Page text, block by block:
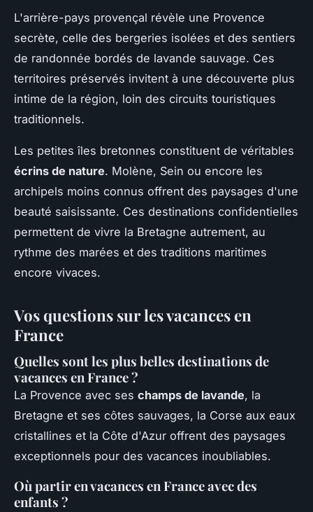
L'arrière-pays provençal révèle une Provence
secrète, celle des bergeries isolées et des sentiers
de randonnée bordés de lavande sauvage. Ces
territoires préservés invitent à une découverte plus
intime de la région, loin des circuits touristiques
traditionnels.
Les petites îles bretonnes constituent de véritables
écrins de nature. Molène, Sein ou encore les
archipels moins connus offrent des paysages d'une
beauté saisissante. Ces destinations confidentielles
permettent de vivre la Bretagne autrement, au
rythme des marées et des traditions maritimes
encore vivaces.
Vos questions sur les vacances en
France
Quelles sont les plus belles destinations de
vacances en France ?
La Provence avec ses champs de lavande, la
Bretagne et ses côtes sauvages, la Corse aux eaux
cristallines et la Côte d'Azur offrent des paysages
exceptionnels pour des vacances inoubliables.
Où partir en vacances en France avec des
enfants ?